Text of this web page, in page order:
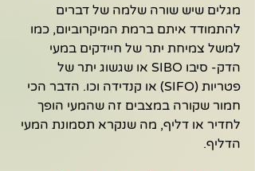
מגלים שיש שורה שלמה של דברים
להתמודד איתם ברמת המיקרוביום, כמו
למשל צמיחת יתר של חיידקים במעי
הדק- סיבו SIBO או שגשוג יתר של
פטריות (SIFO) או קנדידה וכו. הדבר הכי
חמור שקורה במצבים זה שהמעי הופך
לחדיר או דליף, מה שנקרא תסמונת המעי
הדליף.